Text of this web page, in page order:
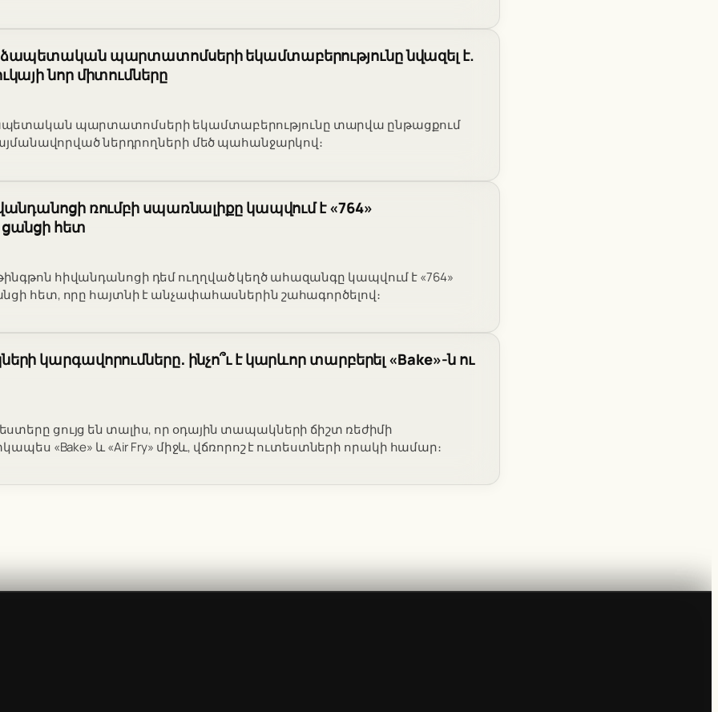
պարտատոմսերի եկամտաբերությունը նվազել է.
նոր միտումները
պարտատոմսերի եկամտաբերությունը տարվա ընթացքում
ներդրողների մեծ պահանջարկով։
ռումբի սպառնալիքը կապվում է «764»
հետ
հիվանդանոցի դեմ ուղղված կեղծ ահազանգը կապվում է «764»
հետ, որը հայտնի է անչափահասներին շահագործելով։
կարգավորումները․ ինչո՞ւ է կարևոր տարբերել «Bake»-ն ու
ցույց են տալիս, որ օդային տապակների ճիշտ ռեժիմի
«Bake» և «Air Fry» միջև, վճռորոշ է ուտեստների որակի համար։